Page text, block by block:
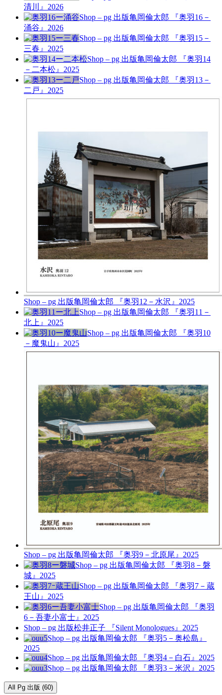
清川』 2026
Shop – pg 出版亀岡倫太郎 『奥羽16－
涌谷』 2026
Shop – pg 出版亀岡倫太郎 『奥羽15－
三春』 2025
Shop – pg 出版亀岡倫太郎 『奥羽14
－二本松』 2025
Shop – pg 出版亀岡倫太郎 『奥羽13－
二戸』 2025
Shop – pg 出版亀岡倫太郎 『奥羽12－水沢』 2025
Shop – pg 出版亀岡倫太郎 『奥羽11－
北上』 2025
Shop – pg 出版亀岡倫太郎 『奥羽10
－魔鬼山』 2025
Shop – pg 出版亀岡倫太郎 『奥羽9－北原尾』 2025
Shop – pg 出版亀岡倫太郎 『奥羽8－磐
城』 2025
Shop – pg 出版亀岡倫太郎 『奥羽7－蔵
王山』 2025
Shop – pg 出版亀岡倫太郎 『奥羽
6－吾妻小富士』 2025
Shop – pg 出版松井正子 『Silent Monologues』 2025
Shop – pg 出版亀岡倫太郎 『奥羽5－奥松島』
2025
Shop – pg 出版亀岡倫太郎 『奥羽4－白石』 2025
Shop – pg 出版亀岡倫太郎 『奥羽3－米沢』 2025
All Pg 出版 (60)